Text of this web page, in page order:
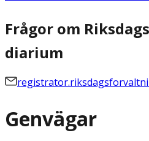
Frågor om
diarium
Genvägar